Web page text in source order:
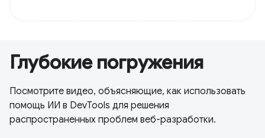
Глубокие погружения
Посмотрите видео, объясняющие, как использовать
помощь ИИ в DevTools для решения
распространенных проблем веб-разработки.